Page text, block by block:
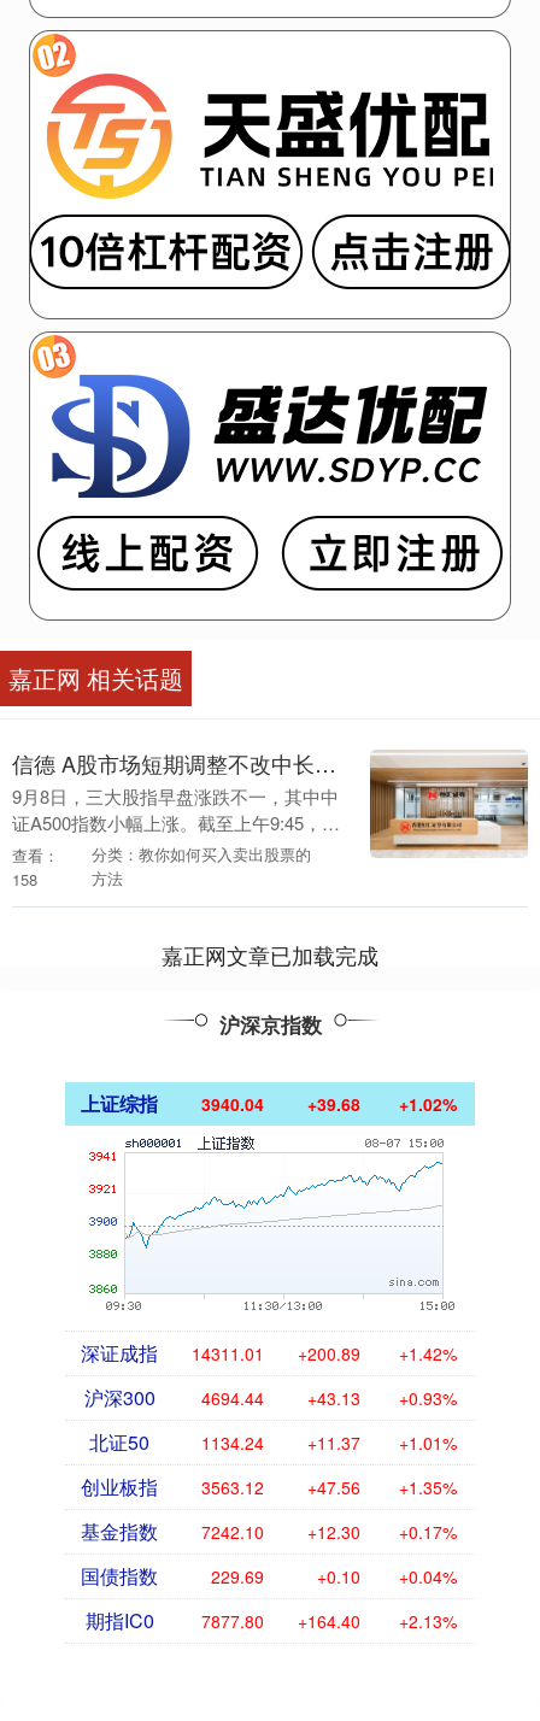
嘉正网 相关话题
信德 A股市场短期调整不改中长期升势，A500ETF南方（159352）涨043%
9月8日，三大股指早盘涨跌不一，其中中
证A500指数小幅上涨。截至上午9:45，
A500ETF南方(159352)涨0.43%。相关成
分股中，美的集团涨2.13....
查看：
158
分类：教你如何买入卖出股票的
方法
嘉正网文章已加载完成
沪深京指数
上证综指 3940.04 +39.68 +1.02%
深证成指 14311.01 +200.89 +1.42%
沪深300 4694.44 +43.13 +0.93%
北证50 1134.24 +11.37 +1.01%
创业板指 3563.12 +47.56 +1.35%
基金指数 7242.10 +12.30 +0.17%
国债指数 229.69 +0.10 +0.04%
期指IC0 7877.80 +164.40 +2.13%